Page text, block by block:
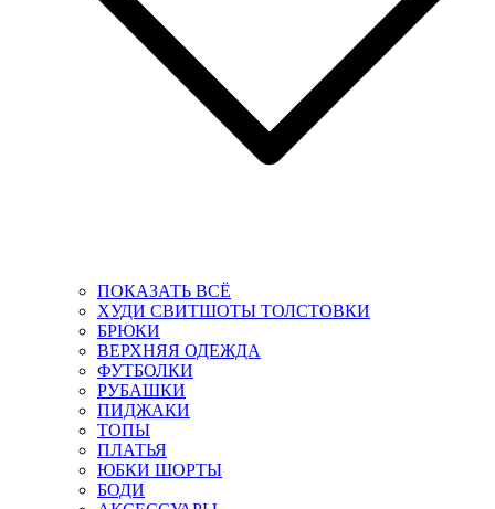
ПОКАЗАТЬ ВСЁ
ХУДИ СВИТШОТЫ ТОЛСТОВКИ
БРЮКИ
ВЕРХНЯЯ ОДЕЖДА
ФУТБОЛКИ
РУБАШКИ
ПИДЖАКИ
ТОПЫ
ПЛАТЬЯ
ЮБКИ ШОРТЫ
БОДИ